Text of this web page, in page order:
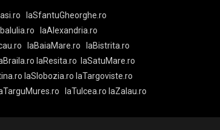
laSfantuGheorghe.ro
laAlexandria.ro
laBaiaMare.ro
laBistrita.ro
laResita.ro
laSatuMare.ro
laSlobozia.ro laTargoviste.ro
laTulcea.ro laZalau.ro